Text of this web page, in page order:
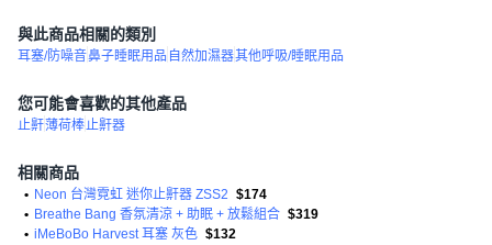
與此商品相關的類別
耳塞/防噪音鼻子睡眠用品 自然加濕器其他呼吸/睡眠用品
您可能會喜歡的其他產品
止鼾薄荷棒止鼾器
相關商品
• Neon 台灣霓虹 迷你止鼾器 ZSS2 $174
• Breathe Bang 香氛清涼 + 助眠 + 放鬆組合 $319
• iMeBoBo Harvest 耳塞 灰色 $132